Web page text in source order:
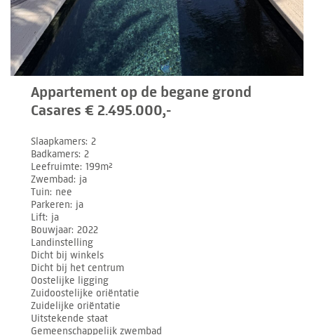
Appartement op de begane grond
Casares € 2.495.000,-
Slaapkamers 2
Badkamers 2
Leefruimte 199m²
Zwembad ja
Tuin nee
Parkeren ja
Lift ja
Bouwjaar 2022
Landinstelling
Dicht bij winkels
Dicht bij het centrum
Oostelijke ligging
Zuidoostelijke oriëntatie
Zuidelijke oriëntatie
Uitstekende staat
Gemeenschappelijk zwembad